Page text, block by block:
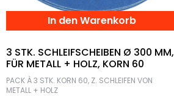
In den Warenkorb
3 STK. SCHLEIFSCHEIBEN Ø 300 MM,
FÜR METALL + HOLZ, KORN 60
PACK À 3 STK. KORN 60, Z. SCHLEIFEN VON
METALL + HOLZ